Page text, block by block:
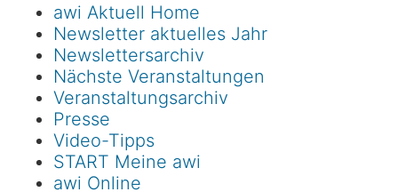
awi Aktuell Home
Newsletter aktuelles Jahr
Newslettersarchiv
Nächste Veranstaltungen
Veranstaltungsarchiv
Presse
Video-Tipps
START Meine awi
awi Online